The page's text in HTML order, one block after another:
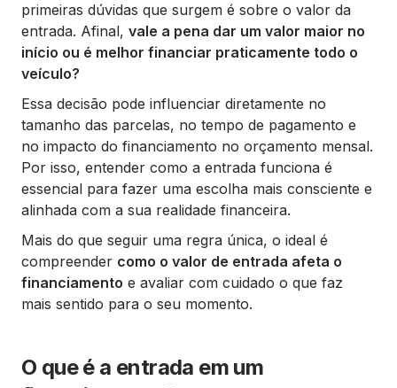
primeiras dúvidas que surgem é sobre o valor da
entrada. Afinal, vale a pena dar um valor maior no
início ou é melhor financiar praticamente todo o
veículo?
Essa decisão pode influenciar diretamente no
tamanho das parcelas, no tempo de pagamento e
no impacto do financiamento no orçamento mensal.
Por isso, entender como a entrada funciona é
essencial para fazer uma escolha mais consciente e
alinhada com a sua realidade financeira.
Mais do que seguir uma regra única, o ideal é
compreender como o valor de entrada afeta o
financiamento e avaliar com cuidado o que faz
mais sentido para o seu momento.
O que é a entrada em um